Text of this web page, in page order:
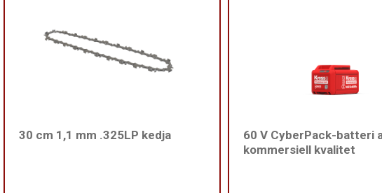
30 cm 1,1 mm .325LP kedja
60 V CyberPack-batteri
kommersiell kvalitet